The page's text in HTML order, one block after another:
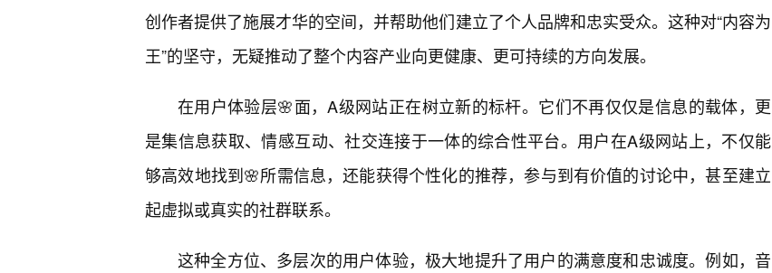
创作者提供了施展才华的空间，并帮助他们建立了个人品牌和忠实受众。这种对“内容为
王”的坚守，无疑推动了整个内容产业向更健康、更可持续的方向发展。
在用户体验层🌸面，A级网站正在树立新的标杆。它们不再仅仅是信息的载体，更
是集信息获取、情感互动、社交连接于一体的综合性平台。用户在A级网站上，不仅能
够高效地找到🌸所需信息，还能获得个性化的推荐，参与到有价值的讨论中，甚至建立
起虚拟或真实的社群联系。
这种全方位、多层次的用户体验，极大地提升了用户的满意度和忠诚度。例如，音